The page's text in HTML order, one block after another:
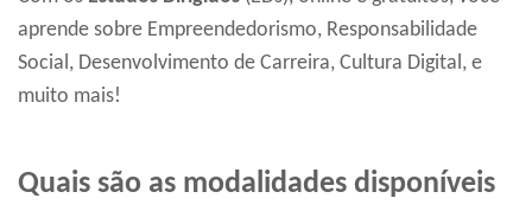
aprende sobre Empreendedorismo, Responsabilidade
Social, Desenvolvimento de Carreira, Cultura Digital, e
muito mais!
Quais são as modalidades disponíveis